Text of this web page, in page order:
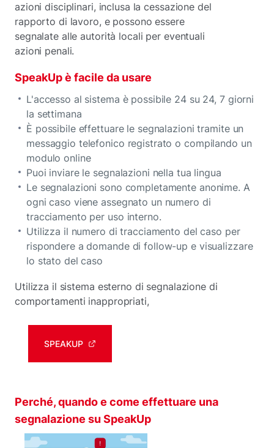
azioni disciplinari, inclusa la cessazione del
rapporto di lavoro, e possono essere
segnalate alle autorità locali per eventuali
azioni penali.
SpeakUp è facile da usare
L'accesso al sistema è possibile 24 su 24, 7 giorni
la settimana
È possibile effettuare le segnalazioni tramite un
messaggio telefonico registrato o compilando un
modulo online
Puoi inviare le segnalazioni nella tua lingua
Le segnalazioni sono completamente anonime. A
ogni caso viene assegnato un numero di
tracciamento per uso interno.
Utilizza il numero di tracciamento del caso per
rispondere a domande di follow-up e visualizzare
lo stato del caso
Utilizza il sistema esterno di segnalazione di
comportamenti inappropriati,
SPEAKUP
Perché, quando e come effettuare una
segnalazione su SpeakUp